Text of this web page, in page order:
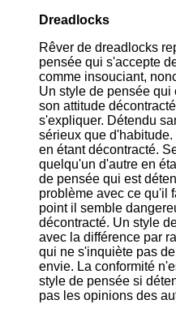
Dreadlocks
Rêver de dreadlocks
pensée qui s'accepte
comme insouciant,
Un style de pensée qui
son attitude
s'expliquer. Détendu
sérieux que
en étant décontracté.
quelqu'un d'autre en
de pensée qui est
problème avec ce qu'il
point il semble
décontracté. Un style
avec la différence par
qui ne s'inquiète pas
envie. La conformité
style de pensée si
pas les opinions des